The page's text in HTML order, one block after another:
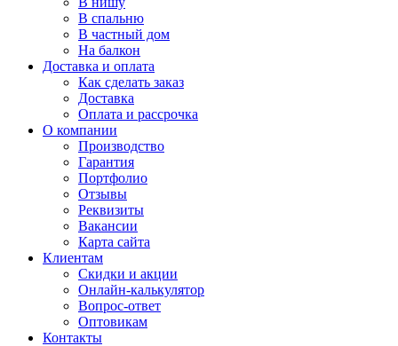
В спальню
В частный дом
На балкон
Доставка и оплата
Как сделать заказ
Доставка
Оплата и рассрочка
О компании
Производство
Гарантия
Портфолио
Отзывы
Реквизиты
Вакансии
Карта сайта
Клиентам
Скидки и акции
Онлайн-калькулятор
Вопрос-ответ
Оптовикам
Контакты